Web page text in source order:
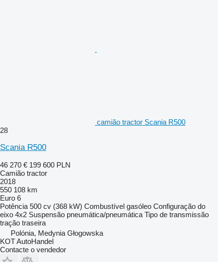
camião tractor Scania R500
28
Scania R500
46 270 € 199 600 PLN
Camião tractor
2018
550 108 km
Euro 6
Potência 500 cv (368 kW) Combustível gasóleo Configuração do
eixo 4x2 Suspensão pneumática/pneumática Tipo de transmissão
tração traseira
Polónia, Medynia Głogowska
KOT AutoHandel
Contacte o vendedor